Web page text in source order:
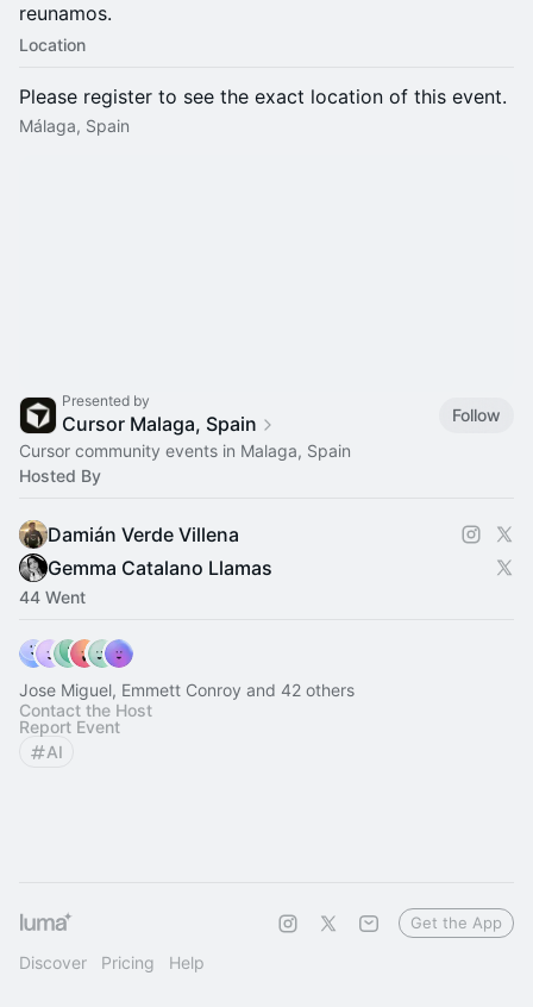
reunamos.
Location
Please register to see the exact location of this event.
Málaga, Spain
Presented by
Cursor Malaga, Spain
Follow
Cursor community events in Malaga, Spain
Hosted By
Damián Verde Villena
Gemma Catalano Llamas
44 Went
Jose Miguel, Emmett Conroy and 42 others
Contact the Host
Report Event
AI
Discover Pricing Help
Get the App